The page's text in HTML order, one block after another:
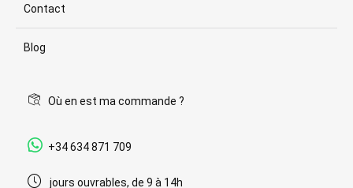
Contact
Blog
Où en est ma commande ?
+34 634 871 709
jours ouvrables, de 9 à 14h